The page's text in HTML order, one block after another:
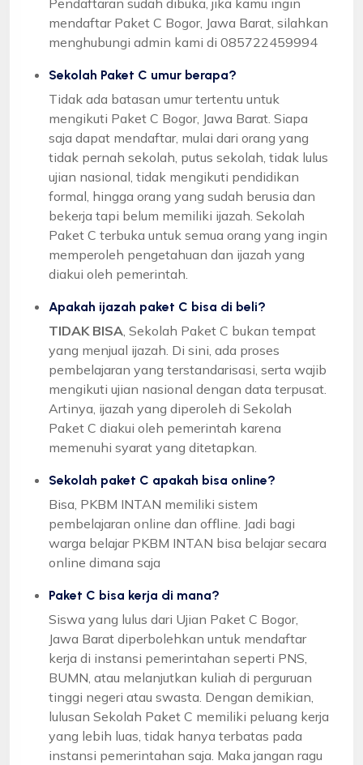
mendaftar Paket C Bogor, Jawa Barat, silahkan
menghubungi admin kami di 085722459994
Sekolah Paket C umur berapa?
Tidak ada batasan umur tertentu untuk
mengikuti Paket C Bogor, Jawa Barat. Siapa
saja dapat mendaftar, mulai dari orang yang
tidak pernah sekolah, putus sekolah, tidak lulus
ujian nasional, tidak mengikuti pendidikan
formal, hingga orang yang sudah berusia dan
bekerja tapi belum memiliki ijazah. Sekolah
Paket C terbuka untuk semua orang yang ingin
memperoleh pengetahuan dan ijazah yang
diakui oleh pemerintah.
Apakah ijazah paket C bisa di beli?
TIDAK BISA , Sekolah Paket C bukan tempat
yang menjual ijazah. Di sini, ada proses
pembelajaran yang terstandarisasi, serta wajib
mengikuti ujian nasional dengan data terpusat.
Artinya, ijazah yang diperoleh di Sekolah
Paket C diakui oleh pemerintah karena
memenuhi syarat yang ditetapkan.
Sekolah paket C apakah bisa online?
Bisa, PKBM INTAN memiliki sistem
pembelajaran online dan offline. Jadi bagi
warga belajar PKBM INTAN bisa belajar secara
online dimana saja
Paket C bisa kerja di mana?
Siswa yang lulus dari Ujian Paket C Bogor,
Jawa Barat diperbolehkan untuk mendaftar
kerja di instansi pemerintahan seperti PNS,
BUMN, atau melanjutkan kuliah di perguruan
tinggi negeri atau swasta. Dengan demikian,
lulusan Sekolah Paket C memiliki peluang kerja
yang lebih luas, tidak hanya terbatas pada
instansi pemerintahan saja. Maka jangan ragu